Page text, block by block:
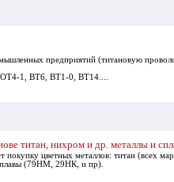
предприятий (титановую
1, ВТ6, ВТ1-0, ВТ14....
титан, нихром и др. металлы и
покупку цветных металлов: титан (всех
(79HM, 29НК, и пр).